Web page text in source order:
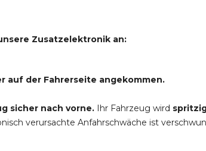
Zusatzelektronik an:
auf der Fahrerseite angekommen.
sicher nach vorne. Ihr Fahrzeug wird
verursachte Anfahrschwäche ist